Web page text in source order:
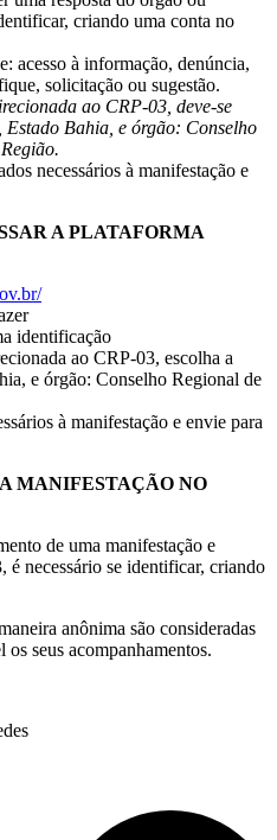
criando uma conta no
acesso à informação, denúncia,
solicitação ou sugestão.
ao CRP-03, deve-se
Estado Bahia, e órgão: Conselho
necessários à manifestação e
A PLATAFORMA
identificação
ao CRP-03, escolha a
e órgão: Conselho Regional de
à manifestação e envie para
MANIFESTAÇÃO NO
de uma manifestação e
é necessário se identificar, criando
anônima são consideradas
seus acompanhamentos.